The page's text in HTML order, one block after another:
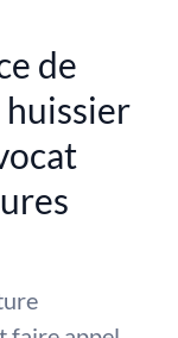
de